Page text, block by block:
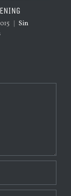
YORK OPENING
4th, 2015